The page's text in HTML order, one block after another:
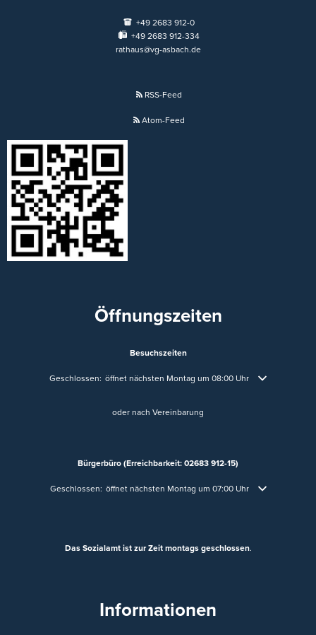
+49 2683 912-0
+49 2683 912-334
rathaus@vg-asbach.de
RSS-Feed
Atom-Feed
Öffnungszeiten
Besuchszeiten
Klicken, um weitere Öffnungs- oder Schließzeiten auszublenden
Geschlossen: öffnet nächsten Montag um 08:00 Uhr
oder nach Vereinbarung
Bürgerbüro (Erreichbarkeit: 02683 912-15)
Klicken, um weitere Öffnungs- oder Schließzeiten auszublenden
Geschlossen: öffnet nächsten Montag um 07:00 Uhr
Das Sozialamt ist zur Zeit montags geschlossen.
Informationen